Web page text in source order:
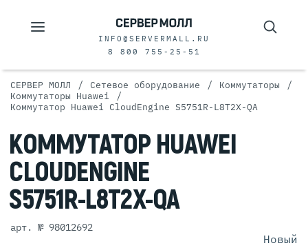
INFO@SERVERMALL.RU
8 800 755-25-51
СЕРВЕР МОЛЛ / Сетевое оборудование / Коммутаторы /
Коммутаторы Huawei /
Коммутатор Huawei CloudEngine S5751R-L8T2X-QA
КОММУТАТОР HUAWEI
CLOUDENGINE
S5751R-L8T2X-QA
арт. № 98012692
Новый